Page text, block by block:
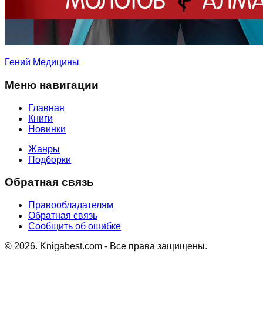
Гений Медицины
Меню навигации
Главная
Книги
Новинки
Жанры
Подборки
Обратная связь
Правообладателям
Обратная связь
Сообщить об ошибке
© 2026. Knigabest.com - Все права защищены.